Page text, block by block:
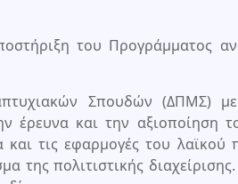
του Προγράμματος
Σπουδών (ΔΠΜΣ) με
έρευνα και την αξιοποίηση
και τις εφαρμογές του
της πολιτιστικής